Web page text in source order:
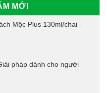
MỚI
Mộc Plus 130ml/chai -
pháp dành cho người